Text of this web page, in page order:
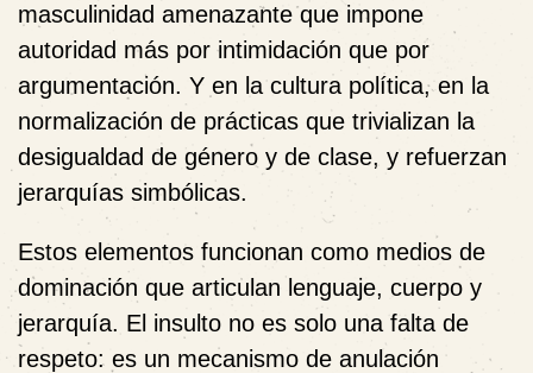
masculinidad amenazante que impone
autoridad más por intimidación que por
argumentación. Y en la cultura política, en la
normalización de prácticas que trivializan la
desigualdad de género y de clase, y refuerzan
jerarquías simbólicas.
Estos elementos funcionan como medios de
dominación que articulan lenguaje, cuerpo y
jerarquía. El insulto no es solo una falta de
respeto: es un mecanismo de anulación